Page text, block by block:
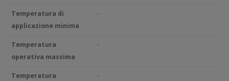
Temperatura di
applicazione minima
-
Temperatura
operativa massima
-
Temperatura
-